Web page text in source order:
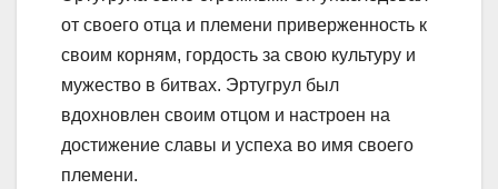
от своего отца и племени приверженность к
своим корням, гордость за свою культуру и
мужество в битвах. Эртугрул был
вдохновлен своим отцом и настроен на
достижение славы и успеха во имя своего
племени.